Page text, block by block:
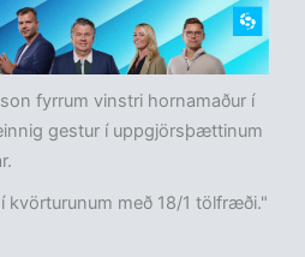
fyrrum vinstri hornamaður í
gestur í uppgjörsþættinum
kvörturunum með 18/1 tölfræði."